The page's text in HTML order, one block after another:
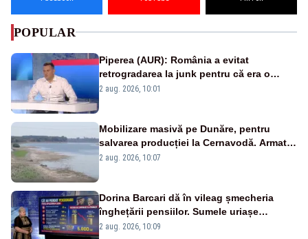
POPULAR
Piperea (AUR): România a evitat
retrogradarea la junk pentru că era o
catastrofă pentru bănci și fondurile de
2 aug. 2026, 10:01
Mobilizare masivă pe Dunăre, pentru
salvarea producției la Cernavodă. Armata
va detona o stâncă și va devia apa
2 aug. 2026, 10:07
Dorina Barcari dă în vileag șmecheria
înghețării pensiilor. Sumele uriașe
pierdute de fiecare român
2 aug. 2026, 10:09